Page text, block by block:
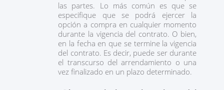
las partes. Lo más común es que se
especifique que se podrá ejercer la
opción a compra en cualquier momento
durante la vigencia del contrato. O bien,
en la fecha en que se termine la vigencia
del contrato. Es decir, puede ser durante
el transcurso del arrendamiento o una
vez finalizado en un plazo determinado.